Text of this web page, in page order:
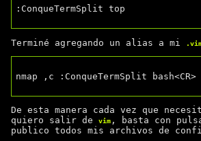
:ConqueTermSplit top
Terminé agregando un alias a mi
nmap ,c :ConqueTermSplit bash<CR>
De esta manera cada vez que
quiero salir de
vim , basta con
publico todos mis archivos de